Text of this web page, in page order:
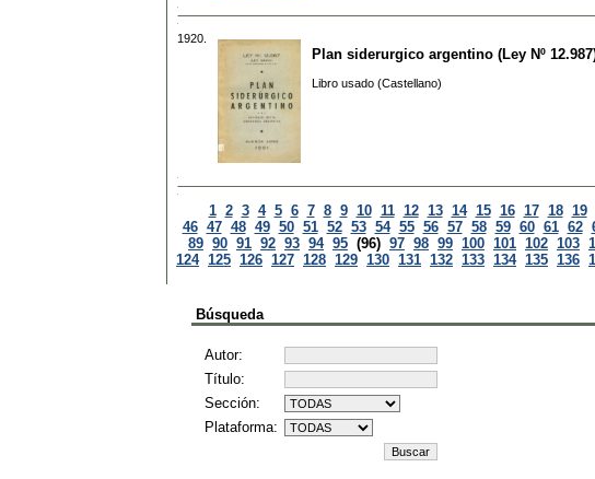
1920.
Plan siderurgico argentino (Ley Nº
Libro usado (Castellano)
1 2 3 4 5 6 7 8 9 10 11 12 13 14 15 16 17 18 19
46 47 48 49 50 51 52 53 54 55 56 57 58 59 60 61 62
89 90 91 92 93 94 95 (96) 97 98 99 100 101 102 103
124 125 126 127 128 129 130 131 132 133 134 135 136
Búsqueda
Autor:
Título:
Sección:
Plataforma: